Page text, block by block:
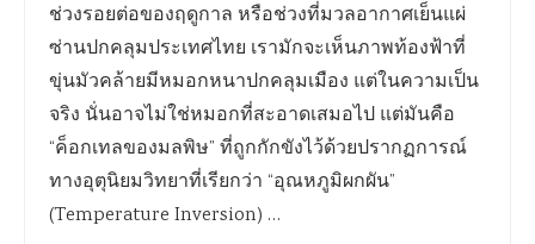
ช่วงรอยต่อของฤดูกาล หรือช่วงที่มวลอากาศเย็นแผ่
ซ่านปกคลุมประเทศไทย เรามักจะเห็นภาพท้องฟ้าที่
ขุ่นมัวคล้ายมีหมอกหนาปกคลุมเมือง แต่ในความเป็น
จริง นั่นอาจไม่ใช่หมอกที่สะอาดเสมอไป แต่มันคือ
“ค็อกเทลของมลพิษ” ที่ถูกกักขังไว้ด้วยปรากฏการณ์
ทางอุตุนิยมวิทยาที่เรียกว่า “อุณหภูมิผกผัน”
(Temperature Inversion) …